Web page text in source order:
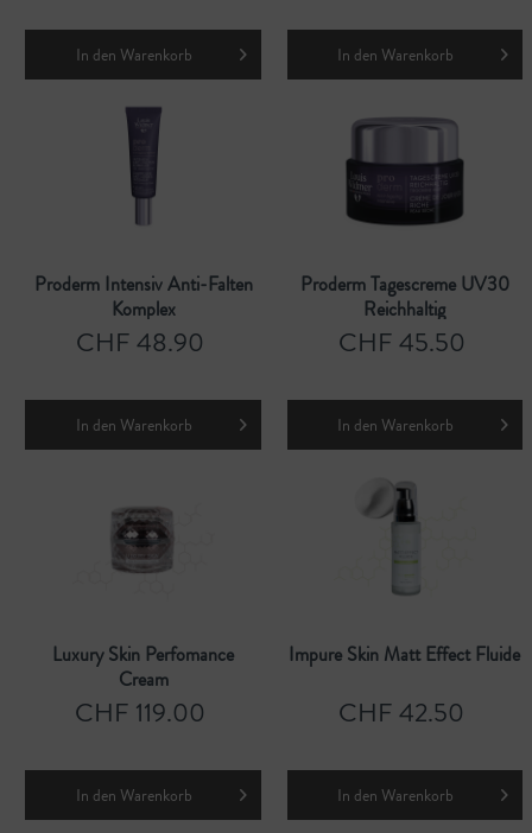
In den Warenkorb In den Warenkorb
Proderm Intensiv Anti-Falten
Komplex
CHF 48.90
In den Warenkorb
Proderm Tagescreme UV30
Reichhaltig
CHF 45.50
In den Warenkorb
Luxury Skin Perfomance
Cream
CHF 119.00
In den Warenkorb
Impure Skin Matt Effect Fluide
CHF 42.50
In den Warenkorb